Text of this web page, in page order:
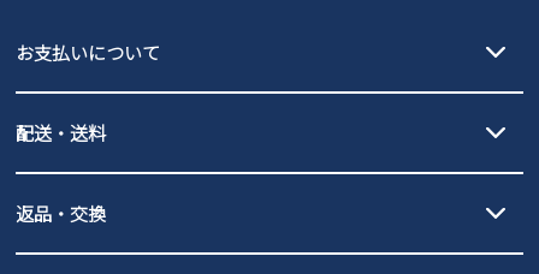
お支払いについて
PayPay（オンライン決済）、代金引換のご利用が可能です。
配送・送料
北海道・本州・四国・九州…550円
全国一律…220円（税込）
発送日・送料詳細についてはご利用ガイドを
返品・交換